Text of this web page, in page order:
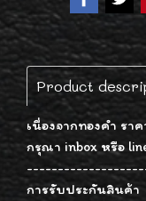
Product
เนื่องจากทองคำ ร
กรุณา inbox หรือ
การรับประกันสินค้า